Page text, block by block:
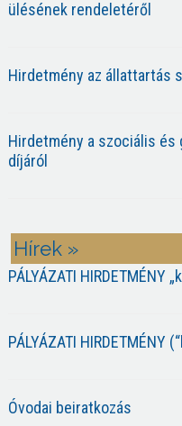
ülésének rendeletéről
Hirdetmény az állattartás
Hirdetmény a szociális
díjáról
Hírek »
PÁLYÁZATI HIRDETMÉNY
PÁLYÁZATI HIRDETMÉNY
Óvodai beiratkozás